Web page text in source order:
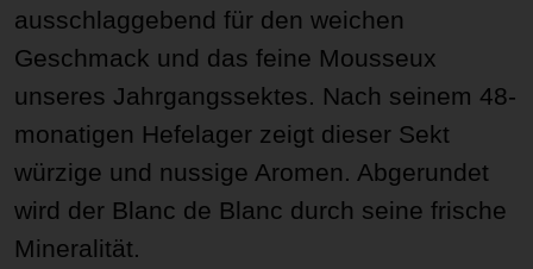
ausschlaggebend für den weichen
Geschmack und das feine Mousseux
unseres Jahrgangssektes. Nach seinem 48-
monatigen Hefelager zeigt dieser Sekt
würzige und nussige Aromen. Abgerundet
wird der Blanc de Blanc durch seine frische
Mineralität.